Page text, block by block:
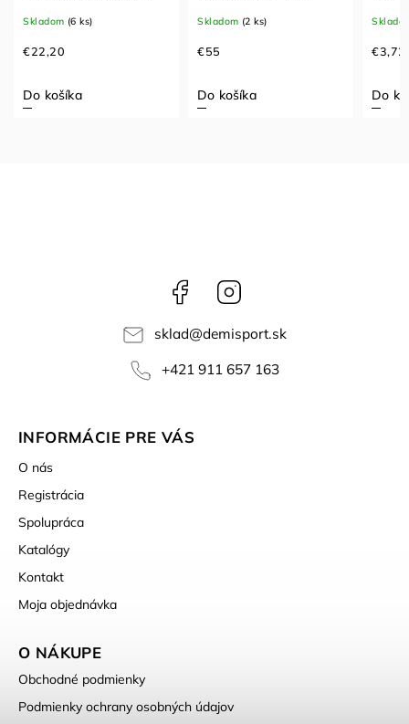
Skladom (6 ks)
€22,20
Do košíka
Skladom (2 ks)
€55
Do košíka
€3,72
Do
Facebook
sklad@demisport.sk
+421 911 657 163
INFORMÁCIE PRE VÁS
O nás
Registrácia
Spolupráca
Katalógy
Kontakt
Moja objednávka
O NÁKUPE
Obchodné podmienky
Podmienky ochrany osobných údajov